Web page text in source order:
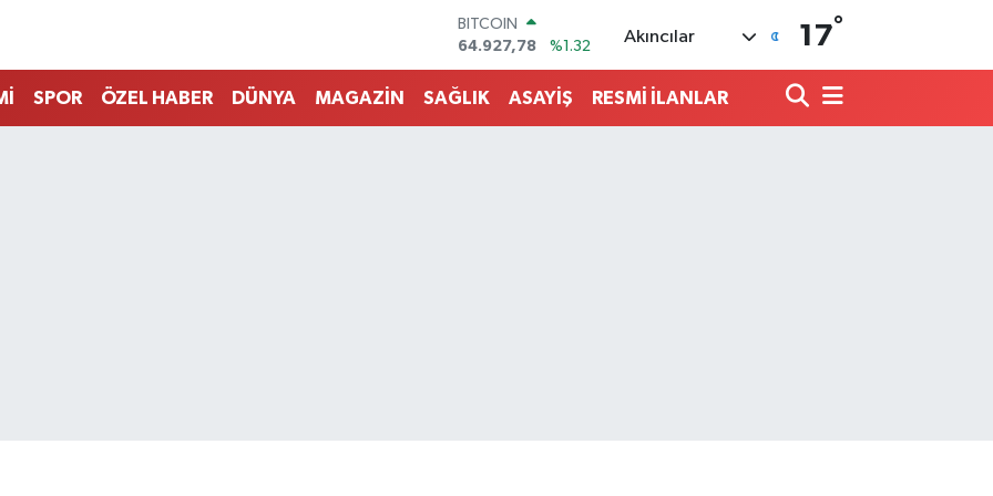
DOLAR
47,5894
%0.08
EURO
55,0398
%-0.02
Akıncılar 17°
SPOR ÖZEL HABER DÜNYA MAGAZİN SAĞLIK ASAYİŞ RESMİ İLANLAR